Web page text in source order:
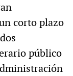
corto plazo
público